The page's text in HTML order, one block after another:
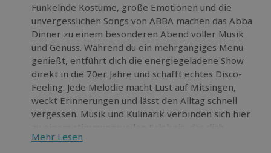
Funkelnde Kostüme, große Emotionen und die
unvergesslichen Songs von ABBA machen das Abba
Dinner zu einem besonderen Abend voller Musik
und Genuss. Während du ein mehrgängiges Menü
genießt, entführt dich die energiegeladene Show
direkt in die 70er Jahre und schafft echtes Disco-
Feeling. Jede Melodie macht Lust auf Mitsingen,
weckt Erinnerungen und lässt den Alltag schnell
vergessen. Musik und Kulinarik verbinden sich hier
zu einem stimmungsvollen Erlebnis, das dich
begeistert und berührt. Das Abba Dinner ist genau
Mehr Lesen